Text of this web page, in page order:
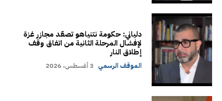
دلياني: حكومة نتنياهو تصعّد مجازر غزة
لإفشال المرحلة الثانية من اتفاق وقف
إطلاق النار
الموقف الرسمي 3 أغسطس، 2026